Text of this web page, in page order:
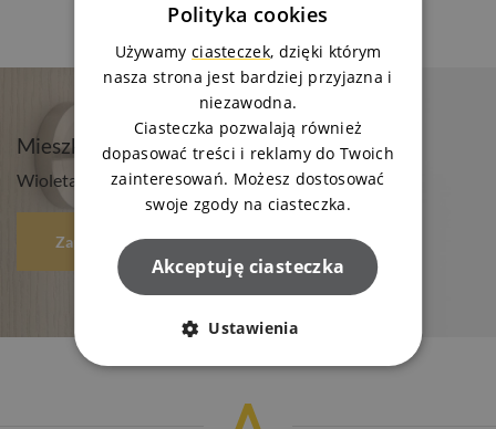
Mieszkanie Twoich marzeń? Napisz do nas!
Wioleta lub Marek odpowiedzą na Twoje pytania
Zapytaj o mieszkanie
Polityka cookies
Używamy ciasteczek, dzięki którym
nasza strona jest bardziej przyjazna i
niezawodna.
Ciasteczka pozwalają również
dopasować treści i reklamy do Twoich
zainteresowań. Możesz dostosować
swoje zgody na ciasteczka.
Akceptuję ciasteczka
Ustawienia